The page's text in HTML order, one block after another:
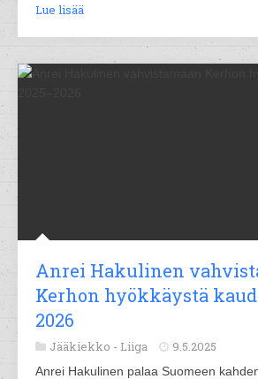
Lue lisää
Anrei Hakulinen
Kerhon hyökkäystä
2026
Jääkiekko - Liiga 9.5.2025
Anrei Hakulinen palaa Suomeen